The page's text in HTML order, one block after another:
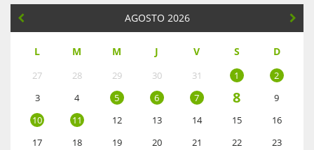
AGOSTO 2026
L M M J V S D
27 28 29 30 31 1
2
3
4 5 6 7 8
9
10
11 12 13 14 15
16
17
18 19 20 21 22
23